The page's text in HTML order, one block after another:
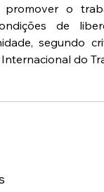
promover o
de
segundo
do